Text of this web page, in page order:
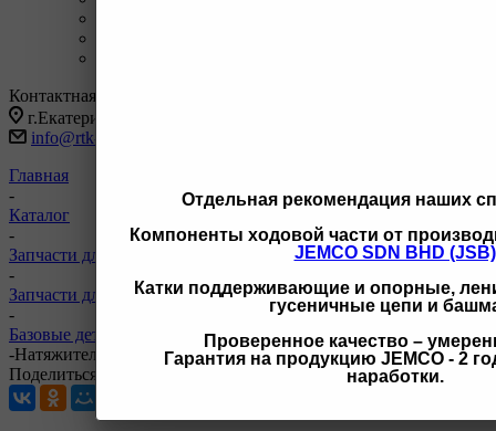
Отдельная рекомендация наших
Компоненты ходовой части от
JEMCO SDN BHD (JSB)
Катки поддерживающие и опорные,
гусеничные цепи и
Проверенное качество –
Гарантия на продукцию JEMCO - 2
наработки.
Контактная информация
г.Екатеринбург, ул Черняховского 86 корп 9/3
info@rtk-parts.ru
Главная
-
Каталог
-
Запчасти для двигателей и сопутствующих систем
-
Запчасти для двигателей Volvo
-
Базовые детали двигателей Volvo
-Натяжитель ремня вентилятора SRP 21766717 21766717
Поделиться